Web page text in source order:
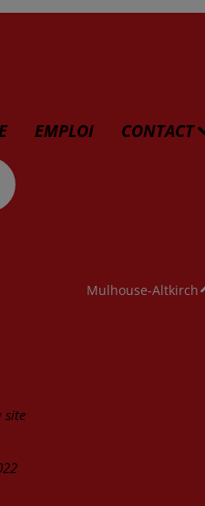
EMPLOI CONTACT
Mulhouse-Altkirch
site